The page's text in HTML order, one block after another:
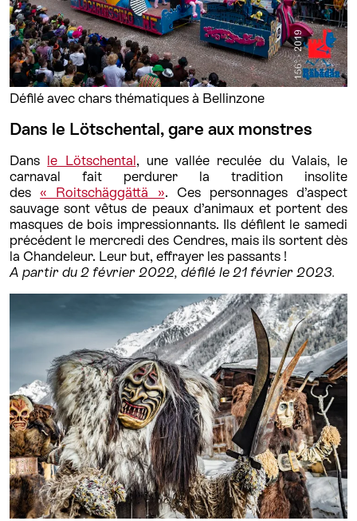
Défilé avec chars thématiques à Bellinzone
Dans le Lötschental, gare aux monstres
Dans le Lötschental, une vallée reculée du Valais, le
carnaval fait perdurer la tradition insolite
des« Roitschäggättä ». Ces personnages d’aspect
sauvage sont vêtus de peaux d’animaux et portent des
masques de bois impressionnants. Ils défilent le samedi
précédent le mercredi des Cendres, mais ils sortent dès
la Chandeleur. Leur but, effrayer les passants !
A partir du 2 février 2022, défilé le 21 février 2023.